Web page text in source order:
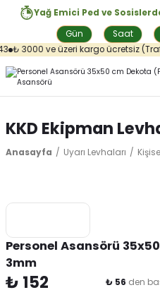
Yağ Emici Ped ve
Gün
Saat
₺ 3000 ve üzeri kargo ücretsiz
KKD Ekipman
Anasayfa Uyarı Levhaları
Personel Asansörü
3mm
₺ 152 ₺ 56 den